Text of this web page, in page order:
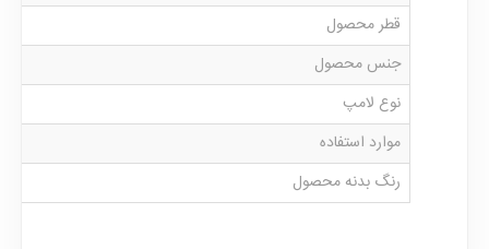
قطر محصول
جنس محصول
نوع لامپ
موارد استفاده
رنگ بدنه محصول